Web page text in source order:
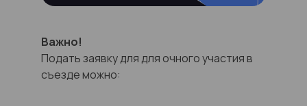
Важно!
Подать заявку для для очного участия в
съезде можно: